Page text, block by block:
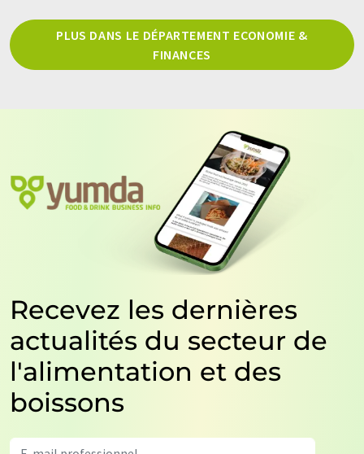
PLUS DANS LE DÉPARTEMENT ECONOMIE &
FINANCES
Recevez les dernières
actualités du secteur de
l'alimentation et des
boissons